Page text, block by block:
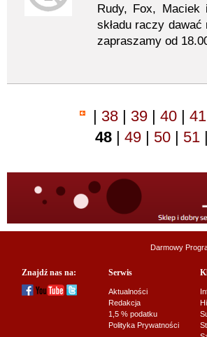
Rudy, Fox, Maciek
składu raczy
zapraszamy od
| 38 | 39 | 40 | 41
48 | 49 | 50 | 51 |
Darmowy
Znajdź nas na: Serwis
Aktualności
Redakcja
1,5 % podatku
Polityka Prywatności